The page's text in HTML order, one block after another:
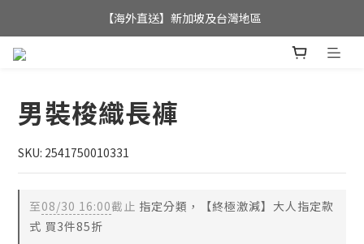
全店滿$350，即可享港澳地區免運費;
【海外直送】新加坡及台灣地區
男裝梭織長褲
SKU: 2541750010331
至08/30 16:00截止 指定分類，【終極激減】大人指定款
式 買3件85折